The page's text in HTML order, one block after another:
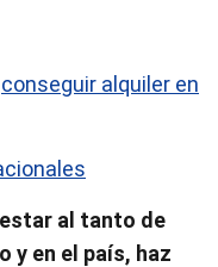
conseguir alquiler en
al tanto de
y en el país, haz